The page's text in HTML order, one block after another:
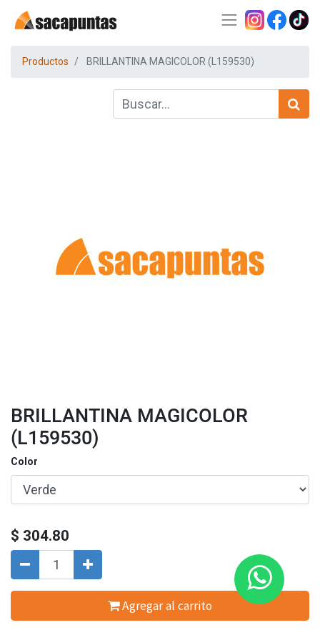
Productos BRILLANTINA MAGICOLOR (L159530)
BRILLANTINA MAGICOLOR
(L159530)
Color
$ 304.80
Agregar al carrito